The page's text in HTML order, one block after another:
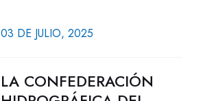
03 DE JULIO, 2025
LA CONFEDERACIÓN